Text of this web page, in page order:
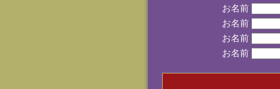
お名前
お名前
お名前
お名前